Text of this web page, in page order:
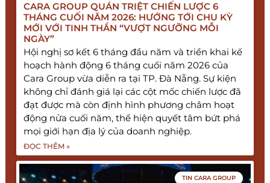
CARA GROUP QUÁN TRIỆT CHIẾN LƯỢC 6
THÁNG CUỐI NĂM 2026: HƯỚNG TỚI CHU KỲ
MỚI VỚI TINH THẦN “VƯỢT NGƯỠNG MỖI
NGÀY”
Hội nghị sơ kết 6 tháng đầu năm và triển khai kế
hoạch hành động 6 tháng cuối năm 2026 của
Cara Group vừa diễn ra tại TP. Đà Nẵng. Sự kiện
không chỉ đánh giá lại các cột mốc chiến lược đã
đạt được mà còn định hình phương châm hoạt
động nửa cuối năm, thể hiện quyết tâm bứt phá
mọi giới hạn địa lý của doanh nghiệp.
ĐỌC THÊM »
TIN CARA GROUP